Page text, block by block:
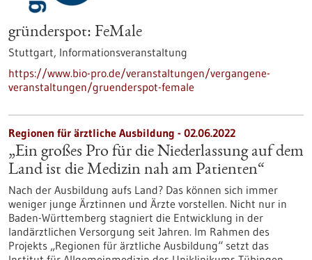
gründerspot: FeMale
Stuttgart, Informationsveranstaltung
https://www.bio-pro.de/veranstaltungen/vergangene-
veranstaltungen/gruenderspot-female
Regionen für ärztliche Ausbildung - 02.06.2022
„Ein großes Pro für die Niederlassung auf dem
Land ist die Medizin nah am Patienten“
Nach der Ausbildung aufs Land? Das können sich immer
weniger junge Ärztinnen und Ärzte vorstellen. Nicht nur in
Baden-Württemberg stagniert die Entwicklung in der
landärztlichen Versorgung seit Jahren. Im Rahmen des
Projekts „Regionen für ärztliche Ausbildung“ setzt das